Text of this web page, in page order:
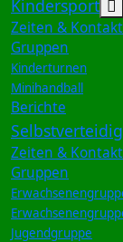
Kindersport
Zeiten &
Gruppen
Kinderturnen
Minihandball
Berichte
Zeiten &
Gruppen
Jugendgruppe